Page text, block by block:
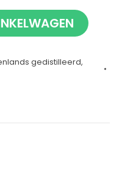
gedistilleerd,